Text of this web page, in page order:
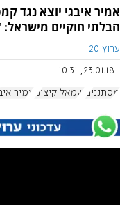
אמיר איבגי יוצא נגד
הבלתי חוקיים
ערוץ 20
23.01.18, 10:31
מסתננים שמאל קיצוני אמיר